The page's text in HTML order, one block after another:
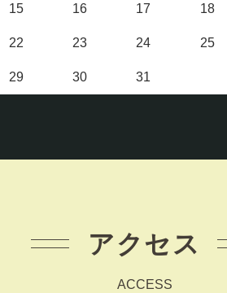
15 16 17 18
22 23 24 25
29 30 31
アクセス
ACCESS